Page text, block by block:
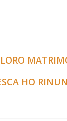
HO